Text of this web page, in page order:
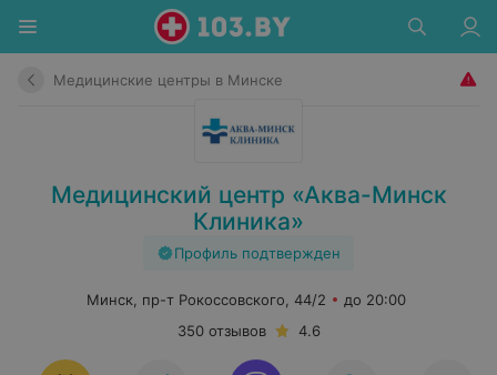
Медицинские центры в Минске
Медицинский центр «Аква-Минск
Клиника»
Профиль подтвержден
Минск, пр-т Рокоссовского, 44/2
до 20:00
350 отзывов
4.6